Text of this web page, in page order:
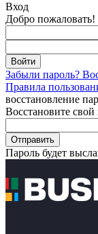
Вход
Добро
Забыли пароль?
Правила
восстановление
Восстановите свой
Пароль будет